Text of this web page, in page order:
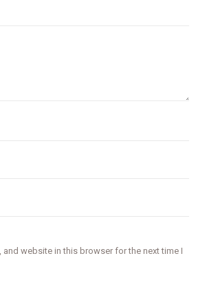
and website in this browser for the next time I